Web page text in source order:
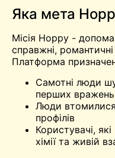
Яка мета
Місія Hoppy -
справжні,
Платформа
Самотні люди
перших вражень
Люди втомилися
профілів
Користувачі,
хімії та живій